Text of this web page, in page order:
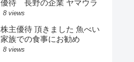
優待 長野の企業 ヤマウラ
8 views
株主優待 頂きました 魚べい
家族での食事にお勧め
8 views